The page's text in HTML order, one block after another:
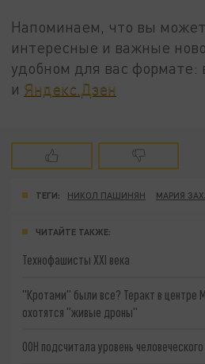
Напоминаем, что вы
интересные и важные
удобном для вас формате:
и Яндекс.Дзен
ТЕГИ: НИКОЛ ПАШИНЯН МАРИЯ
ЧИТАЙТЕ ТАКЖЕ:
Технофашисты XXI века
"Кротами" были все? Теракт в центре
охотятся "живые дроны"
ООН подсчитала уровень